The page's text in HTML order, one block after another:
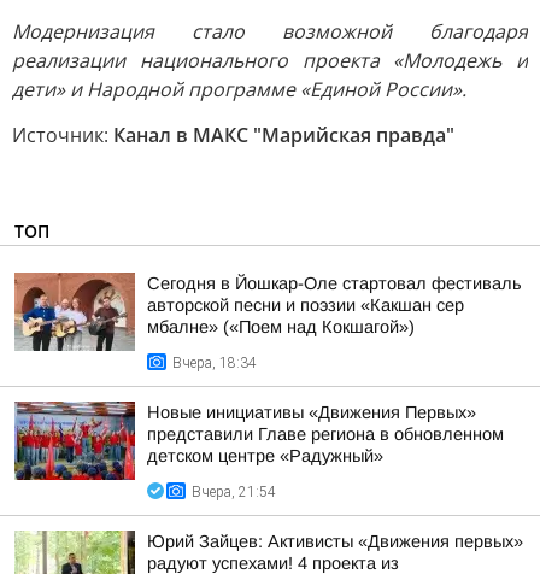
Модернизация стало возможной благодаря
реализации национального проекта «Молодежь и
дети» и Народной программе «Единой России».
Источник: Канал в МАКС "Марийская правда"
ТОП
Сегодня в Йошкар-Оле стартовал фестиваль
авторской песни и поэзии «Какшан сер
мбалне» («Поем над Кокшагой»)
Вчера, 18:34
Новые инициативы «Движения Первых»
представили Главе региона в обновленном
детском центре «Радужный»
Вчера, 21:54
Юрий Зайцев: Активисты «Движения первых»
радуют успехами! 4 проекта из